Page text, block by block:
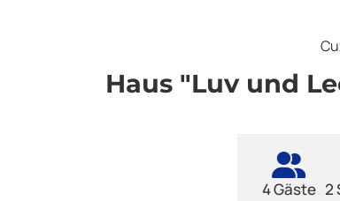
Haus "Luv und
4 Gäste 2